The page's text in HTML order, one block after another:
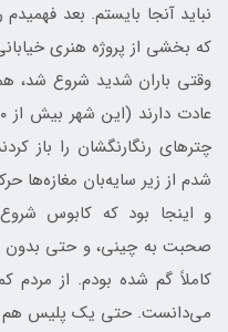
نباید آنجا بایستم. بعد
که بخشی از پروژه هنری
وقتی باران شدید شروع شد،
چترهای رنگارنگشان را باز
شدم از زیر سایه‌بان مغازه‌ها
و اینجا بود که کابوس
صحبت به چینی، و حتی بدون
کاملاً گم شده بودم. از مردم
می‌دانست. حتی یک پلیس هم